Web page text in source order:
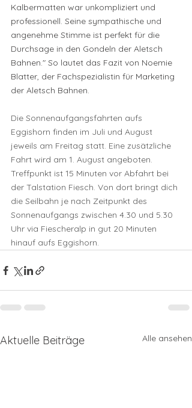
Kalbermatten war unkompliziert und
professionell. Seine sympathische und
angenehme Stimme ist perfekt für die
Durchsage in den Gondeln der Aletsch
Bahnen." So lautet das Fazit von Noemie
Blatter, der Fachspezialistin für Marketing
der Aletsch Bahnen.
Die Sonnenaufgangsfahrten aufs
Eggishorn finden im Juli und August
jeweils am Freitag statt. Eine zusätzliche
Fahrt wird am 1. August angeboten.
Treffpunkt ist 15 Minuten vor Abfahrt bei
der Talstation Fiesch. Von dort bringt dich
die Seilbahn je nach Zeitpunkt des
Sonnenaufgangs zwischen 4.30 und 5.30
Uhr via Fiescheralp in gut 20 Minuten
hinauf aufs Eggishorn.
Aktuelle Beiträge Alle ansehen